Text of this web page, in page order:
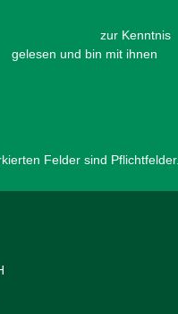
zur Kenntnis
gelesen und bin mit ihnen
Felder sind Pflichtfelder.